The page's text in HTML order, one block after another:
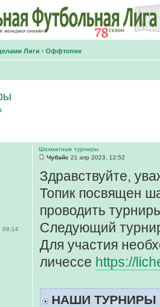
Лиги ‹ Оффтопик
Шахматные турниры
Чубайс 21 апр 2023, 12:52
Здравствуйте,
Топик посвящен
проводить
Следующий
Для участия
личессе https://
НАШИ ТУРНИРЫ
09:14